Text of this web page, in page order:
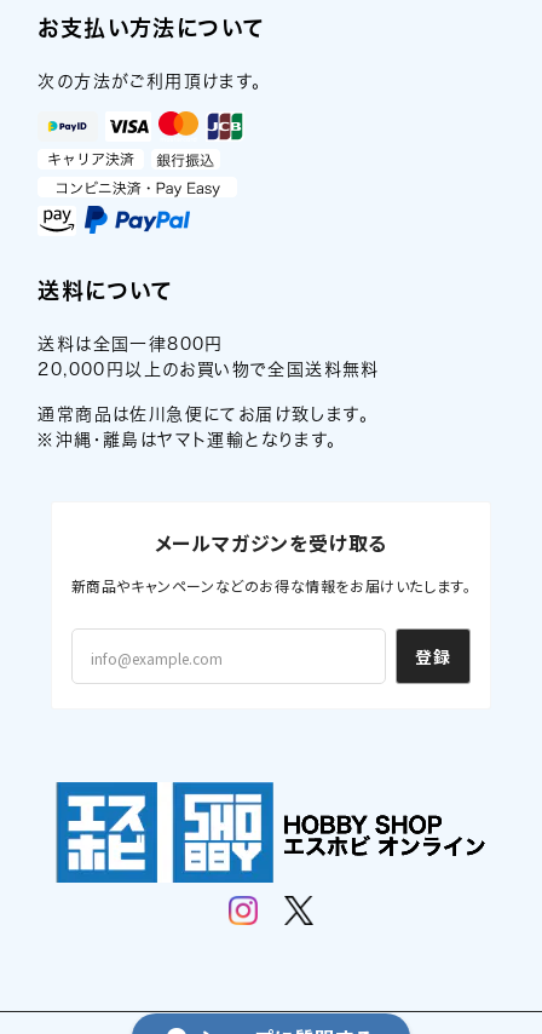
お支払い方法について
次の方法がご利用頂けます。
送料について
送料は全国一律800円
20,000円以上のお買い物で全国送料無料
通常商品は佐川急便にてお届け致します。
※沖縄・離島はヤマト運輸となります。
メールマガジンを受け取る
新商品やキャンペーンなどのお得な情報をお届けいたします。
登録